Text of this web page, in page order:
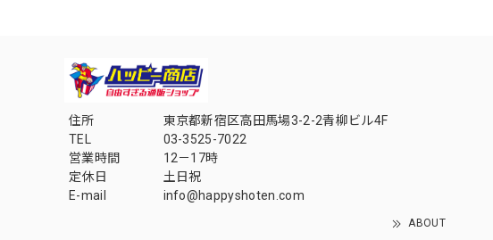
住所
東京都新宿区高田馬場3-2-2青柳ビル4F
TEL
03-3525-7022
営業時間
12－17時
定休日
土日祝
E-mail
info@happyshoten.com
ABOUT